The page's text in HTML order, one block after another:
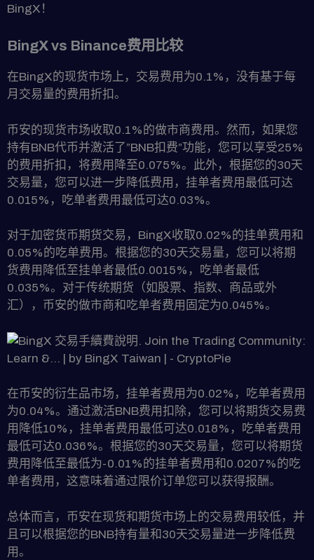
BingX！
BingX vs Binance费用比较
在BingX的现货市场上，交易费用为0.1%，没有基于每
月交易量的费用折扣。
币安的现货市场收取0.1%的做市商费用。然而，如果您
持有BNB代币并激活了”BNB扣费”功能，您可以享受25%
的费用折扣，将费用降至0.075%。此外，根据您的30天
交易量，您可以进一步降低费用，挂单者费用最低可达
0.015%，吃单者费用最低可达0.03%。
对于加密货币期货交易，BingX收取0.02%的挂单费用和
0.05%的吃单费用。根据您的30天交易量，您可以将期
货费用降低至挂单者最低0.0015%，吃单者最低
0.035%。对于传统期货（如股票、指数、商品或外
汇），币安的做市商和吃单者费用固定为0.045%。
在币安的衍生品市场，挂单者费用为0.02%，吃单者费用
为0.04%。通过激活BNB费用扣除，您可以将期货交易费
用降低10%，挂单者费用最低可达0.018%，吃单者费用
最低可达0.036%。根据您的30天交易量，您可以将期货
费用降低至最低为-0.01%的挂单者费用和0.0207%的吃
单者费用，这意味着通过限价订单您可以获得报酬。
总体而言，币安在现货和期货市场上的交易费用较低，并
且可以根据您的BNB持有量和30天交易量进一步降低费
用。